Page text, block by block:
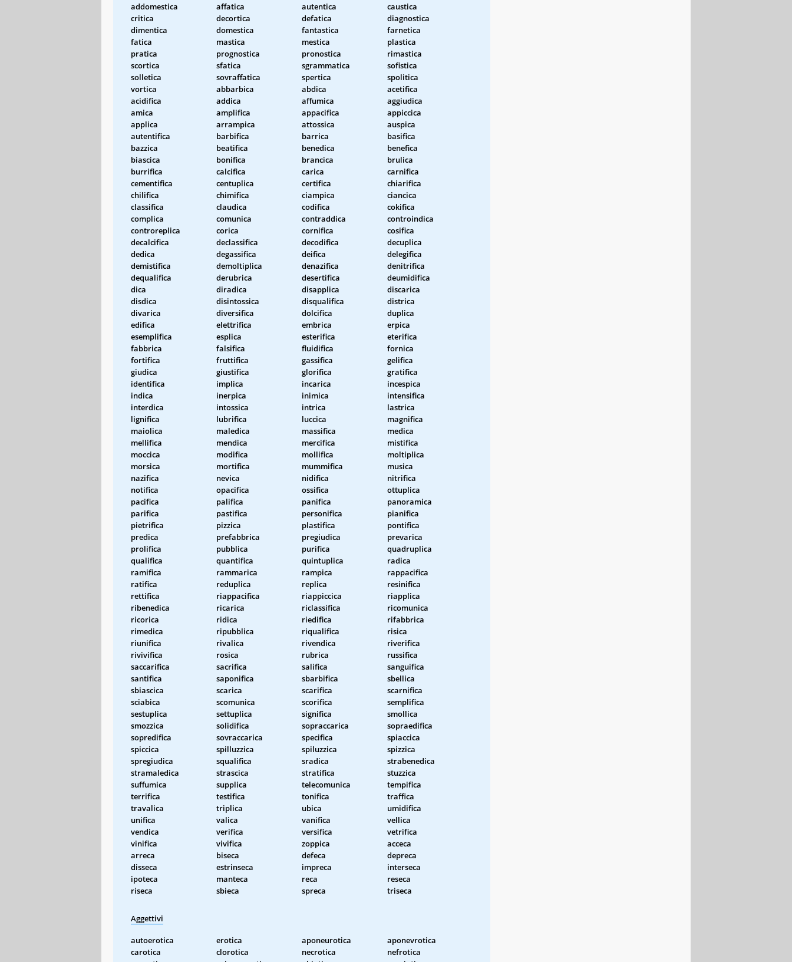
addomestica affatica autentica
caustica
critica
decortica defatica
diagnostica
dimentica
domestica fantastica
farnetica
fatica
mastica mestica
plastica
pratica
prognostica pronostica
rimastica
scortica
sfatica sgrammatica
sofistica
solletica
sovraffatica spertica
spolitica
vortica
abbarbica abdica
acetifica
acidifica
addica affumica
aggiudica
amica
amplifica appacifica
appiccica
applica
arrampica attossica
auspica
autentifica
barbifica barrica
basifica
bazzica
beatifica benedica
benefica
biascica
bonifica brancica
brulica
burrifica
calcifica carica
carnifica
cementifica
centuplica certifica
chiarifica
chilifica
chimifica ciampica
ciancica
classifica
claudica codifica
cokifica
complica
comunica contraddica
controindica
controreplica
corica cornifica
cosifica
decalcifica
declassifica decodifica
decuplica
dedica
degassifica deifica
delegifica
demistifica
demoltiplica denazifica
denitrifica
dequalifica
derubrica desertifica
deumidifica
dica
diradica disapplica
discarica
disdica
disintossica disqualifica
districa
divarica
diversifica dolcifica
duplica
edifica
elettrifica embrica
erpica
esemplifica
esplica esterifica
eterifica
fabbrica
falsifica fluidifica
fornica
fortifica
fruttifica gassifica
gelifica
giudica
giustifica glorifica
gratifica
identifica
implica incarica
incespica
indica
inerpica inimica
intensifica
interdica
intossica intrica
lastrica
lignifica
lubrifica luccica
magnifica
maiolica
maledica massifica
medica
mellifica
mendica mercifica
mistifica
moccica
modifica mollifica
moltiplica
morsica
mortifica mummifica
musica
nazifica
nevica nidifica
nitrifica
notifica
opacifica ossifica
ottuplica
pacifica
palifica panifica
panoramica
parifica
pastifica personifica
pianifica
pietrifica
pizzica plastifica
pontifica
predica
prefabbrica pregiudica
prevarica
prolifica
pubblica purifica
quadruplica
qualifica
quantifica quintuplica
radica
ramifica
rammarica rampica
rappacifica
ratifica
reduplica replica
resinifica
rettifica
riappacifica riappiccica
riapplica
ribenedica
ricarica riclassifica
ricomunica
ricorica
ridica riedifica
rifabbrica
rimedica
ripubblica riqualifica
risica
riunifica
rivalica rivendica
riverifica
rivivifica
rosica rubrica
russifica
saccarifica
sacrifica salifica
sanguifica
santifica
saponifica sbarbifica
sbellica
sbiascica
scarica scarifica
scarnifica
sciabica
scomunica scorifica
semplifica
sestuplica
settuplica significa
smollica
smozzica
solidifica sopraccarica
sopraedifica
sopredifica
sovraccarica specifica
spiaccica
spiccica
spilluzzica spiluzzica
spizzica
spregiudica
squalifica sradica
strabenedica
stramaledica
strascica stratifica
stuzzica
suffumica
supplica telecomunica
tempifica
terrifica
testifica tonifica
traffica
travalica
triplica ubica
umidifica
unifica
valica vanifica
vellica
vendica
verifica versifica
vetrifica
vinifica
vivifica zoppica
acceca
arreca
biseca defeca
depreca
disseca
estrinseca impreca
interseca
ipoteca
manteca reca
reseca
riseca
sbieca spreca triseca
Aggettivi
autoerotica erotica aponeurotica
aponevrotica
carotica
clorotica necrotica
nefrotica